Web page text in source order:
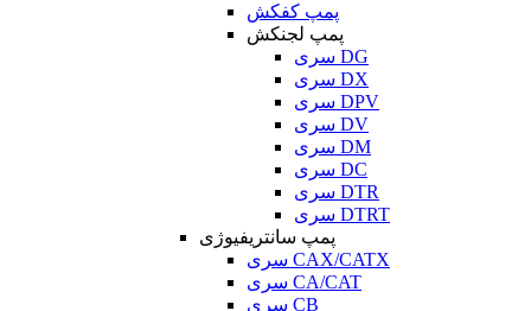
پمپ کفکش
پمپ لجنکش
سری DG
سری DX
سری DPV
سری DV
سری DM
سری DC
سری DTR
سری DTRT
پمپ سانتریفیوژی
سری CAX/CATX
سری CA/CAT
سری CB